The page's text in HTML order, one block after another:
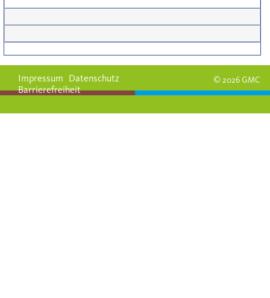
© 2026 GMC
Impressum Datenschutz
Barrierefreiheit